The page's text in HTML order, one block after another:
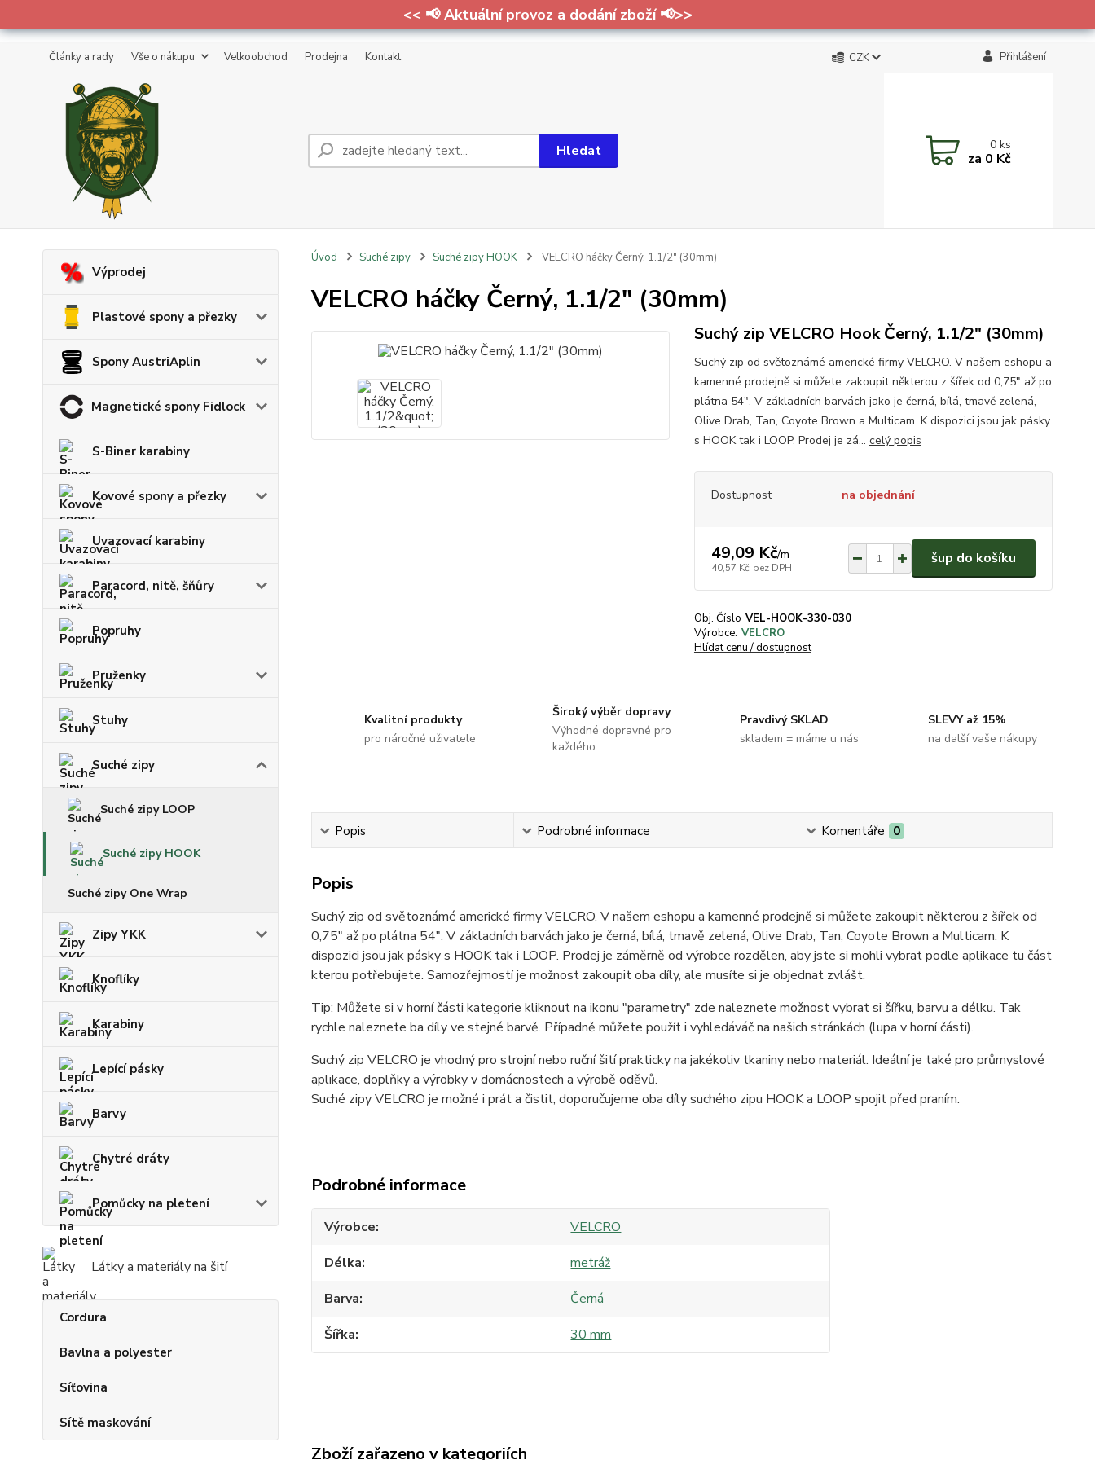
<< 📢 Aktuální provoz a dodání zboží 📢>>
Články a rady Vše o nákupu Velkoobchod Prodejna Kontakt CZK Přihlášení
Hledat 0ks
za 0 Kč
Výprodej
Plastové spony a přezky
Spony AustriAplin
Magnetické spony Fidlock
S-Biner karabiny
Kovové spony a přezky
Uvazovací karabiny
Paracord, nitě, šňůry
Popruhy
Pruženky
Stuhy
Suché zipy
Suché zipy LOOP
Suché zipy HOOK
Suché zipy One Wrap
Zipy YKK
Knoflíky
Karabiny
Lepící pásky
Barvy
Chytré dráty
Pomůcky na pletení
Látky a materiály na šití
Cordura
Bavlna a polyester
Síťovina
Sítě maskování
Úvod Suché zipy Suché zipy HOOK VELCRO háčky Černý, 1.1/2" (30mm)
VELCRO háčky Černý, 1.1/2" (30mm)
Suchý zip VELCRO Hook Černý, 1.1/2" (30mm)
Suchý zip od světoznámé americké firmy VELCRO. V našem eshopu a
kamenné prodejně si můžete zakoupit některou z šířek od 0,75" až po
plátna 54". V základních barvách jako je černá, bílá, tmavě zelená,
Olive Drab, Tan, Coyote Brown a Multicam. K dispozici jsou jak pásky
s HOOK tak i LOOP. Prodej je zá... celý popis
Dostupnost na objednání
49,09 Kč/m
40,57 Kč bez DPH
šup do košíku
Obj. Číslo VEL-HOOK-330-030
Výrobce: VELCRO
Hlídat cenu / dostupnost
Kvalitní produkty
pro náročné uživatele
Široký výběr dopravy
Výhodné dopravné pro
každého
Pravdivý SKLAD
skladem = máme u nás
SLEVY až 15%
na další vaše nákupy
Popis Podrobné informace Komentáře 0
Popis
Suchý zip od světoznámé americké firmy VELCRO. V našem eshopu a kamenné prodejně si můžete zakoupit některou z šířek od
0,75" až po plátna 54". V základních barvách jako je černá, bílá, tmavě zelená, Olive Drab, Tan, Coyote Brown a Multicam. K
dispozici jsou jak pásky s HOOK tak i LOOP. Prodej je záměrně od výrobce rozdělen, aby jste si mohli vybrat podle aplikace tu část
kterou potřebujete. Samozřejmostí je možnost zakoupit oba díly, ale musíte si je objednat zvlášt.
Tip: Můžete si v horní části kategorie kliknout na ikonu "parametry" zde naleznete možnost vybrat si šířku, barvu a délku. Tak
rychle naleznete ba díly ve stejné barvě. Případně můžete použít i vyhledáváč na našich stránkách (lupa v horní části).
Suchý zip VELCRO je vhodný pro strojní nebo ruční šití prakticky na jakékoliv tkaniny nebo materiál. Ideální je také pro průmyslové
aplikace, doplňky a výrobky v domácnostech a výrobě oděvů.
Suché zipy VELCRO je možné i prát a čistit, doporučujeme oba díly suchého zipu HOOK a LOOP spojit před praním.
Podrobné informace
Výrobce
VELCRO
Délka
metráž
Barva
Černá
Šířka
30 mm
Zboží zařazeno v kategoriích